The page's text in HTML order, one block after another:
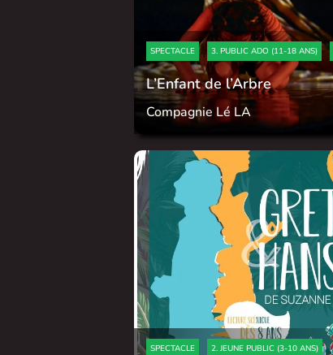
SPECTACLE 3. PUBLIC ADO (11-18 ANS)
L’Enfant de l’Arbre
Compagnie Lé LA
SPECTACLE
2. JEUNE PUBLIC (3-10 ANS)